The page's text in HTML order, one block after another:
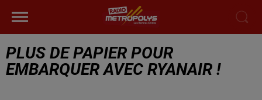
PLUS DE PAPIER POUR
EMBARQUER AVEC RYANAIR !